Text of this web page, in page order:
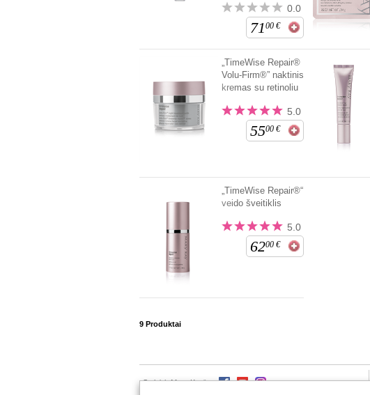
0.0
7100 €
„TimeWise Repair®
Volu-Firm®” naktinis
kremas su retinoliu
5.0
5500 €
„TimeWise Repair®“
veido šveitiklis
5.0
6200 €
9Produktai
Stebėti „Mary Kay“: